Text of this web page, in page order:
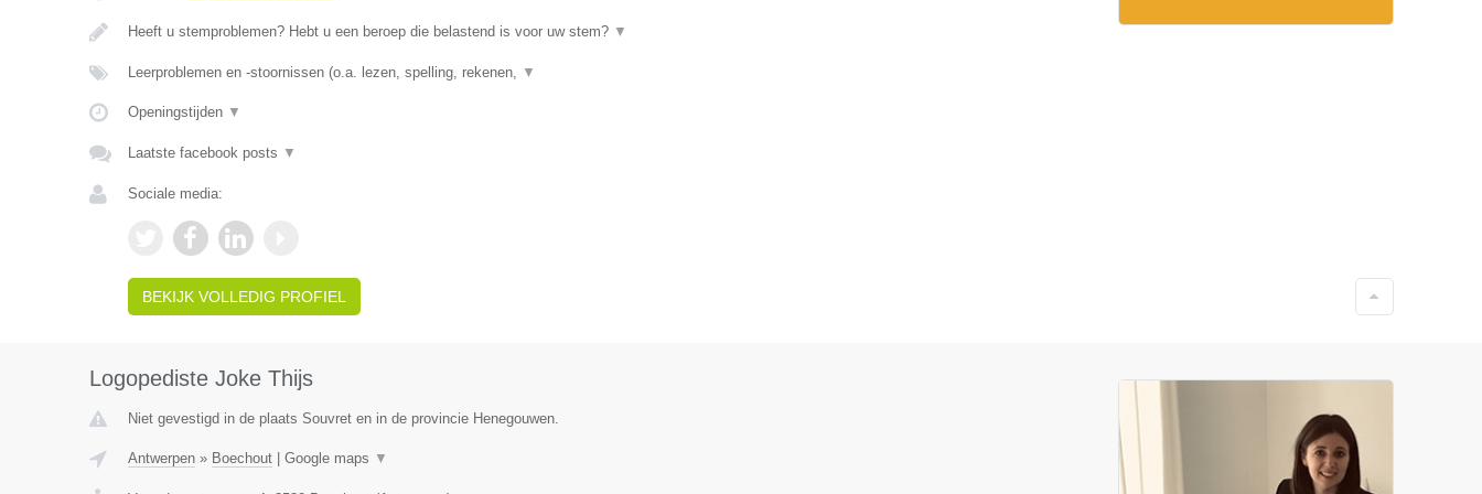
Heeft u stemproblemen? Hebt u een beroep die belastend is voor uw stem? ▼
Leerproblemen en -stoornissen (o.a. lezen, spelling, rekenen, ▼
Openingstijden ▼
Laatste facebook posts ▼
Sociale media:
BEKIJK VOLLEDIG PROFIEL
Logopediste Joke Thijs
Niet gevestigd in de plaats Souvret en in de provincie Henegouwen.
Antwerpen» Boechout| Google maps ▼